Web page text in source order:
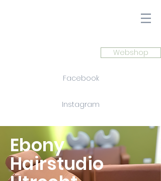
Webshop
Facebook
Instagram
Ebony
Hairstudio